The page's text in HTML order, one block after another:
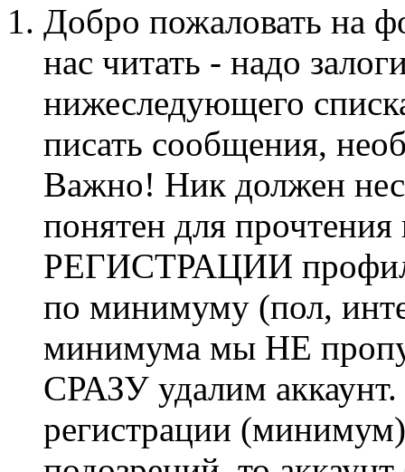
Добро пожаловать на
нас читать - надо
нижеследующего
писать сообщения,
Важно! Ник должен
понятен для
РЕГИСТРАЦИИ профиль
по минимуму (пол,
минимума мы НЕ
СРАЗУ удалим
регистрации